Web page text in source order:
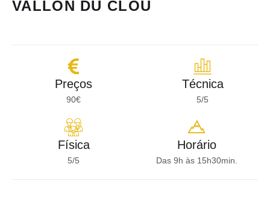
VALLON DU CLOU
Preços
90€
Técnica
5/5
Física
5/5
Horário
Das 9h às 15h30min.